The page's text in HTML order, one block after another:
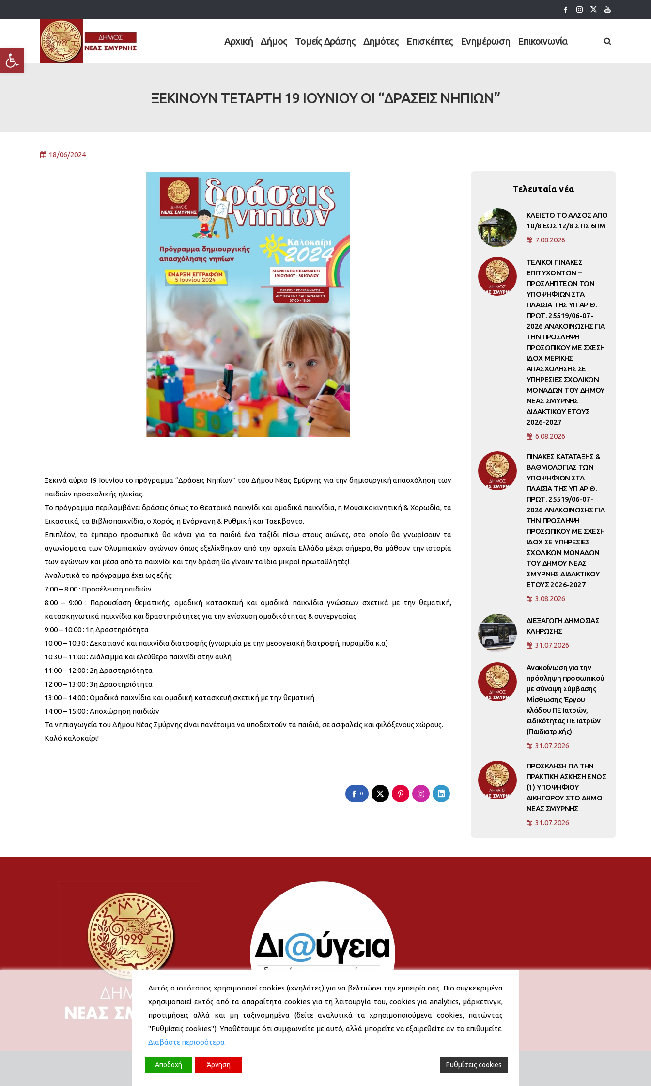
Ανοίξτε τη γραμμή εργαλείων
Αρχική Δήμος Τομείς Δράσης Δημότες Επισκέπτες Ενημέρωση Επικοινωνία
ΞΕΚΙΝΟΥΝ ΤΕΤΑΡΤΗ 19 ΙΟΥΝΙΟΥ ΟΙ “ΔΡΑΣΕΙΣ ΝΗΠΙΩΝ”
18/06/2024
Ξεκινά αύριο 19 Ιουνίου το πρόγραμμα “Δράσεις Νηπίων” του Δήμου Νέας Σμύρνης για την δημιουργική απασχόληση των
παιδιών προσχολικής ηλικίας.
Το πρόγραμμα περιλαμβάνει δράσεις όπως το Θεατρικό παιχνίδι και ομαδικά παιχνίδια, η Μουσικοκινητική & Χορωδία, τα
Εικαστικά, τα Βιβλιοπαιχνίδια, ο Χορός, η Ενόργανη & Ρυθμική και Ταεκβοντο.
Επιπλέον, το έμπειρο προσωπικό θα κάνει για τα παιδιά ένα ταξίδι πίσω στους αιώνες, στο οποίο θα γνωρίσουν τα
αγωνίσματα των Ολυμπιακών αγώνων όπως εξελίχθηκαν από την αρχαία Ελλάδα μέχρι σήμερα, θα μάθουν την ιστορία
των αγώνων και μέσα από το παιχνίδι και την δράση θα γίνουν τα ίδια μικροί πρωταθλητές!
Αναλυτικά το πρόγραμμα έχει ως εξής:
7:00 – 8:00 : Προσέλευση παιδιών
8:00 – 9:00 : Παρουσίαση θεματικής, ομαδική κατασκευή και ομαδικά παιχνίδια γνώσεων σχετικά με την θεματική,
κατασκηνωτικά παιχνίδια και δραστηριότητες για την ενίσχυση ομαδικότητας & συνεργασίας
9:00 – 10:00 : 1η Δραστηριότητα
10:00 – 10:30 : Δεκατιανό και παιχνίδια διατροφής (γνωριμία με την μεσογειακή διατροφή, πυραμίδα κ.α)
10:30 – 11:00 : Διάλειμμα και ελεύθερο παιχνίδι στην αυλή
11:00 – 12:00 : 2η Δραστηριότητα
12:00 – 13:00 : 3η Δραστηριότητα
13:00 – 14:00 : Ομαδικά παιχνίδια και ομαδική κατασκευή σχετική με την θεματική
14:00 – 15:00 : Αποχώρηση παιδιών
Τα νηπιαγωγεία του Δήμου Νέας Σμύρνης είναι πανέτοιμα να υποδεχτούν τα παιδιά, σε ασφαλείς και φιλόξενους χώρους.
Καλό καλοκαίρι!
0
Τελευταία νέα
ΚΛΕΙΣΤΟ ΤΟ ΑΛΣΟΣ ΑΠΟ
10/8 ΕΩΣ 12/8 ΣΤΙΣ 6ΠΜ
7.08.2026
ΤΕΛΙΚΟΙ ΠΙΝΑΚΕΣ
ΕΠΙΤΥΧΟΝΤΩΝ –
ΠΡΟΣΛΗΠΤΕΩΝ ΤΩΝ
ΥΠΟΨΗΦΙΩΝ ΣΤΑ
ΠΛΑΙΣΙΑ ΤΗΣ ΥΠ ΑΡΙΘ.
ΠΡΩΤ. 25519/06-07-
2026 ΑΝΑΚΟΙΝΩΣΗΣ ΓΙΑ
ΤΗΝ ΠΡΟΣΛΗΨΗ
ΠΡΟΣΩΠΙΚΟΥ ΜΕ ΣΧΕΣΗ
ΙΔΟΧ ΜΕΡΙΚΗΣ
ΑΠΑΣΧΟΛΗΣΗΣ ΣΕ
ΥΠΗΡΕΣΙΕΣ ΣΧΟΛΙΚΩΝ
ΜΟΝΑΔΩΝ ΤΟΥ ΔΗΜΟΥ
ΝΕΑΣ ΣΜΥΡΝΗΣ
ΔΙΔΑΚΤΙΚΟΥ ΕΤΟΥΣ
2026-2027
6.08.2026
ΠΙΝΑΚΕΣ ΚΑΤΑΤΑΞΗΣ &
ΒΑΘΜΟΛΟΓΙΑΣ ΤΩΝ
ΥΠΟΨΗΦΙΩΝ ΣΤΑ
ΠΛΑΙΣΙΑ ΤΗΣ ΥΠ ΑΡΙΘ.
ΠΡΩΤ. 25519/06-07-
2026 ΑΝΑΚΟΙΝΩΣΗΣ ΓΙΑ
ΤΗΝ ΠΡΟΣΛΗΨΗ
ΠΡΟΣΩΠΙΚΟΥ ΜΕ ΣΧΕΣΗ
ΙΔΟΧ ΣΕ ΥΠΗΡΕΣΙΕΣ
ΣΧΟΛΙΚΩΝ ΜΟΝΑΔΩΝ
ΤΟΥ ΔΗΜΟΥ ΝΕΑΣ
ΣΜΥΡΝΗΣ ΔΙΔΑΚΤΙΚΟΥ
ΕΤΟΥΣ 2026-2027
3.08.2026
ΔΙΕΞΑΓΩΓΗ ΔΗΜΟΣΙΑΣ
ΚΛΗΡΩΣΗΣ
31.07.2026
Ανακοίνωση για την
πρόσληψη προσωπικού
με σύναψη Σύμβασης
Μίσθωσης Έργου
κλάδου ΠΕ Ιατρών,
ειδικότητας ΠΕ Ιατρών
(Παιδιατρικής)
31.07.2026
ΠΡΟΣΚΛΗΣΗ ΓΙΑ ΤΗΝ
ΠΡΑΚΤΙΚΗ ΑΣΚΗΣΗ ΕΝΟΣ
(1) ΥΠΟΨΗΦΙΟΥ
ΔΙΚΗΓΟΡΟΥ ΣΤΟ ΔΗΜΟ
ΝΕΑΣ ΣΜΥΡΝΗΣ
31.07.2026
Αυτός ο ιστότοπος χρησιμοποιεί cookies (ιχνηλάτες) για να βελτιώσει την εμπειρία σας. Πιο συγκεκριμένα
χρησιμοποιεί εκτός από τα απαραίτητα cookies για τη λειτουργία του, cookies για analytics, μάρκετινγκ,
προτιμήσεις αλλά και μη ταξινομημένα (δείτε αναλυτικά τα χρησιμοποιούμενα cookies, πατώντας
"Ρυθμίσεις cookies"). Υποθέτουμε ότι συμφωνείτε με αυτό, αλλά μπορείτε να εξαιρεθείτε αν το επιθυμείτε.
Διαβάστε περισσότερα
Αποδοχή Άρνηση Ρυθμίσεις cookies